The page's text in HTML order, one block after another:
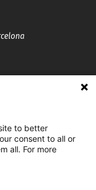
to better
consent to all or
all. For more